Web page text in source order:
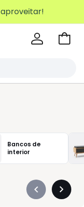
aproveitar!
Ir
Bancos de
interior
Précédent